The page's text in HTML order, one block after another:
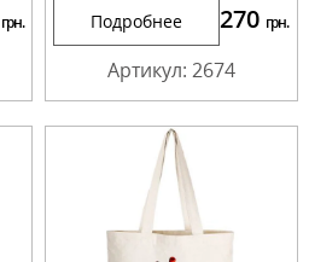
грн. Подробнее 270 грн.
Артикул: 2674